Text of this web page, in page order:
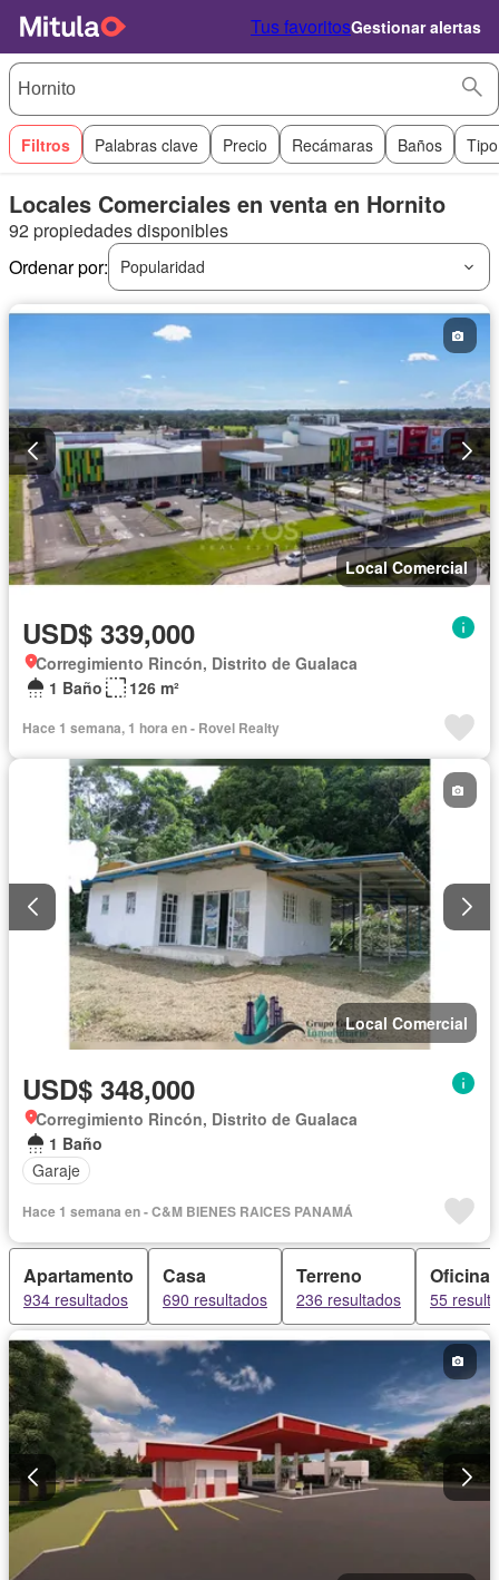
Tus favoritosGestionar alertas
Filtros Palabras clave Precio Recámaras Baños
Locales Comerciales en venta en Hornito
92 propiedades disponibles
Ordenar por:
Popularidad
Local Comercial
USD$ 339,000
Corregimiento Rincón, Distrito de Gualaca
1 Baño
126 m²
Hace 1 semana, 1 hora en - Rovel Realty
Local Comercial
USD$ 348,000
Corregimiento Rincón, Distrito de Gualaca
1 Baño
Garaje
Hace 1 semana en - C&M BIENES RAICES PANAMÁ
Apartamento
934 resultados
Casa
690 resultados
Terreno
236 resultados
Oficina
55